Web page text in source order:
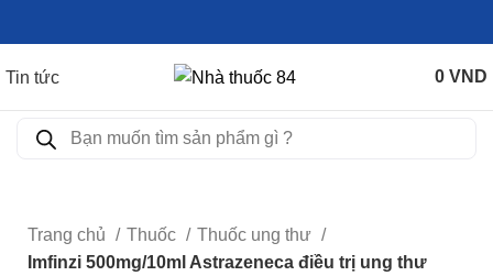
Tin tức 0 VND
Trang chủ Thuốc
Thuốc ung thư
Imfinzi 500mg/10ml Astrazeneca điều trị ung thư